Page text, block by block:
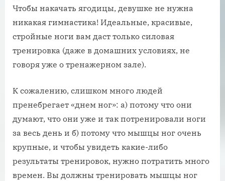
Чтобы накачать ягодицы, девушке не нужна
никакая гимнастика! Идеальные, красивые,
стройные ноги вам даст только силовая
тренировка (даже в домашних условиях, не
говоря уже о тренажерном зале).
К сожалению, слишком много людей
пренебрегает «днем ног»: а) потому что они
думают, что они уже и так потренировали ноги
за весь день и б) потому что мышцы ног очень
крупные, и чтобы увидеть какие-либо
результаты тренировок, нужно потратить много
времен. Вы должны тренировать мышцы ног